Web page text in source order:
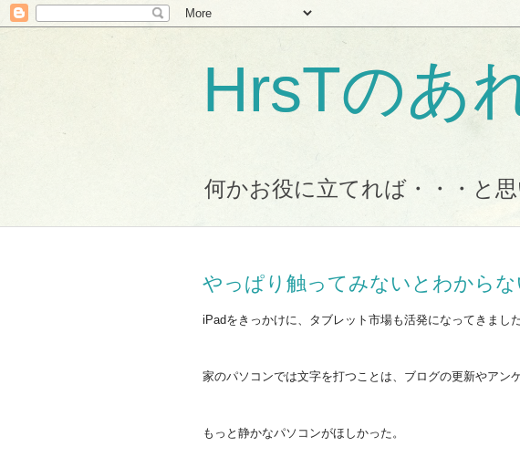
HrsTのあ
何かお役に立てれば・・・と
やっぱり触ってみないとわからな
iPadをきっかけに、タブレット市場も活発になってきました
家のパソコンでは文字を打つことは、ブログの更新やアン
もっと静かなパソコンがほしかった。